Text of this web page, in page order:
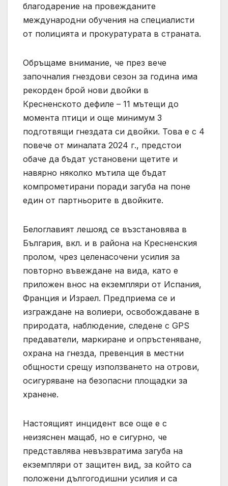
благодарение на провежданите
международни обучения на специалисти
от полицията и прокуратурата в страната.
Обръщаме внимание, че през вече
започналия гнездови сезон за година има
рекорден брой нови двойки в
Кресненското дефиле – 11 мътещи до
момента птици и още минимум 3
подготвящи гнездата си двойки. Това е с 4
повече от миналата 2024 г., предстои
обаче да бъдат установени щетите и
навярно няколко мътила ще бъдат
компрометирани поради загуба на поне
един от партньорите в двойките.
Белоглавият лешояд се възстановява в
България, вкл. и в района на Кресненския
пролом, чрез целенасочени усилия за
повторно въвеждане на вида, като е
приложен внос на екземпляри от Испания,
Франция и Израел. Предприема се и
изграждане на волиери, освобождаване в
природата, наблюдение, следене с GPS
предаватели, маркиране и опръстеняване,
охрана на гнезда, превенция в местни
общности срещу използването на отрови,
осигуряване на безопасни площадки за
хранене.
Настоящият инцидент все още е с
неизяснен мащаб, но е сигурно, че
представлява невъзвратима загуба на
екземпляри от защитен вид, за който са
положени дългогодишни усилия и са